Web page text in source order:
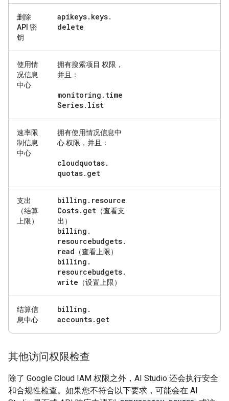
删除
API 密
钥
apikeys. keys.
delete
使用情
况信息
中心
拥有搜索项目 权限，
并且：
monitoring . time
Series. list
速率限
制信息
中心
拥有使用情况信息中
心权限，并且：
cloudquotas.
quotas. get
支出
（结算
上限）
billing . resource
Costs. get （查看支
出）
billing .
resourcebudgets.
read （查看上限）
billing .
resourcebudgets.
write （设置上限）
结算信
息中心
billing .
accounts. get
其他访问权限检查
除了 Google Cloud IAM 权限之外，AI Studio 还会执行安全
和合规性检查。如果您不符合以下要求，可能会在 AI